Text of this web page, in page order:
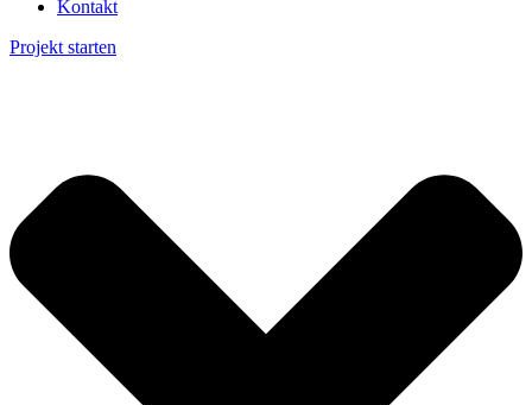
Kontakt
Projekt starten